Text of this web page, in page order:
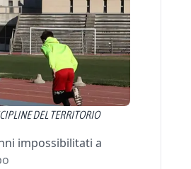
DEL TERRITORIO
impossibilitati a